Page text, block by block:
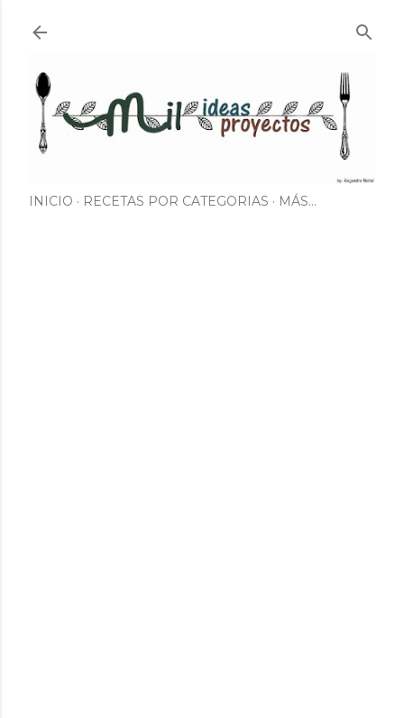
INICIO RECETAS POR CATEGORIAS MÁS…